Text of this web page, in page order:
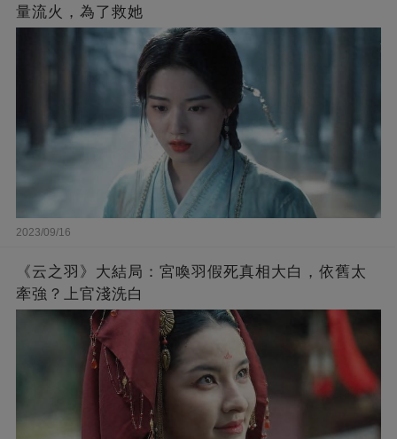
量流火，為了救她
2023/09/16
《云之羽》大結局：宮喚羽假死真相大白，依舊太
牽強？上官淺洗白